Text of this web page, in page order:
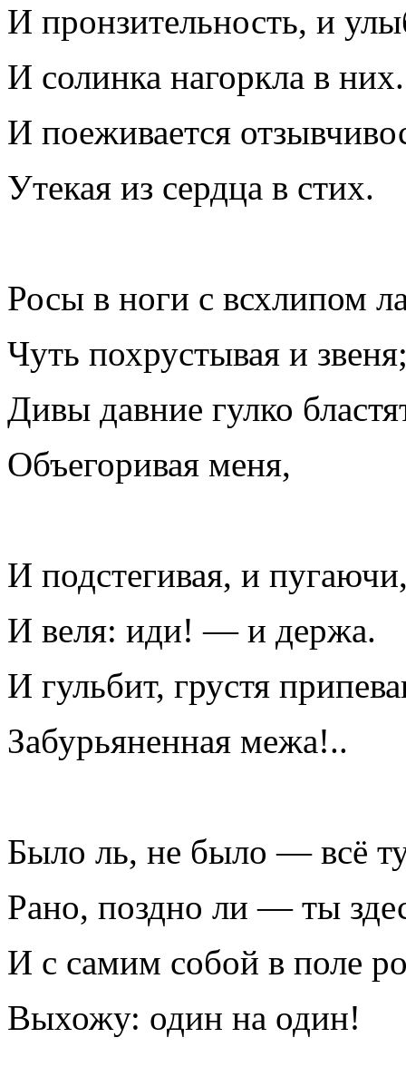
И пронзительность, и
И солинка нагоркла в них.
И поеживается
Утекая из сердца в стих.
Росы в ноги с всхлипом
Чуть похрустывая и
Дивы давние гулко
Объегоривая меня,
И подстегивая, и
И веля: иди! — и держа.
И гульбит, грустя
Забурьяненная межа!..
Было ль, не было — всё
Рано, поздно ли — ты
И с самим собой в поле
Выхожу: один на один!